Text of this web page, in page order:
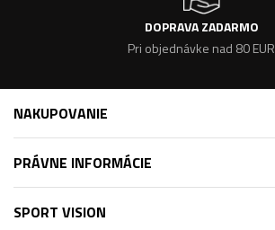
DOPRAVA ZADARMO
Pri objednávke nad 80 EUR
NAKUPOVANIE
PRÁVNE INFORMÁCIE
SPORT VISION